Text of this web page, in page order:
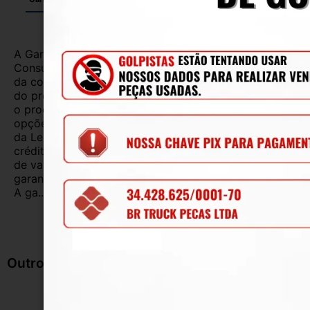
A Garantia Legal, prevista no Código de Defesa do
Consumidor, é de 90 (noventa) dias a partir da data
da compra e cobre defeitos de fabricação e vícios
do produto adquirido.Na impossibilidade de reparar
o produto, o cliente poderá escolher dentre as
opções previstas no parágrafo primeiro do artigo 18
da Lei nº 8.078/1990, ou, ainda, a utilização do
crédito como parte do pagamento de outro produto
de valor superior.Alguns produtos contam com
garantias mais longas. Consulte nossos vendedores.
A ga...
Ler mais
Outros Produtos